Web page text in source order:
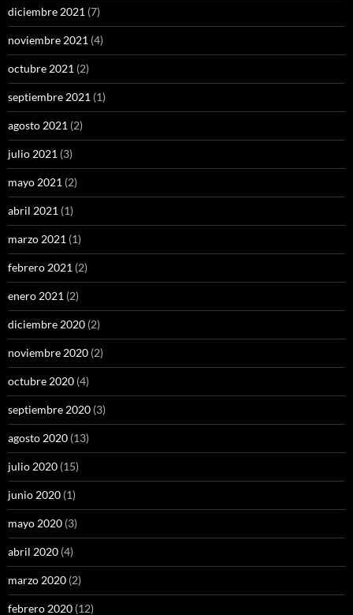
diciembre 2021 (7)
noviembre 2021 (4)
octubre 2021 (2)
septiembre 2021 (1)
agosto 2021 (2)
julio 2021 (3)
mayo 2021 (2)
abril 2021 (1)
marzo 2021 (1)
febrero 2021 (2)
enero 2021 (2)
diciembre 2020 (2)
noviembre 2020 (2)
octubre 2020 (4)
septiembre 2020 (3)
agosto 2020 (13)
julio 2020 (15)
junio 2020 (1)
mayo 2020 (3)
abril 2020 (4)
marzo 2020 (2)
febrero 2020 (12)